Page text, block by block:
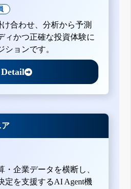
合わせ、分析から予測
ィかつ正確な投資体験に
ションです。
Detail
ア
・企業データを横断し、
定を支援するAI Agent機